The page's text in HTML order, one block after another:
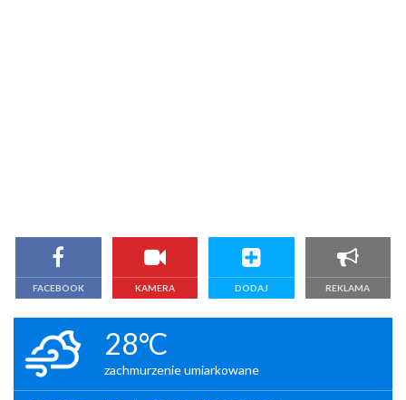
FACEBOOK KAMERA DODAJ REKLAMA
28°C
zachmurzenie umiarkowane